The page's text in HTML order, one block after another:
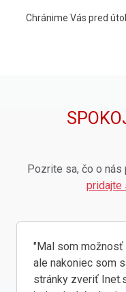
Chránime Vás pred
Pozrite sa, čo o nás
pridajte
"Mal som
ale nakoniec som
stránky zveriť